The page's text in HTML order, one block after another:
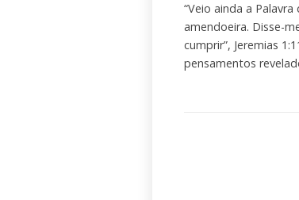
“Veio ainda a
amendoeira. Disse-
cumprir”, Jeremias
pensamentos